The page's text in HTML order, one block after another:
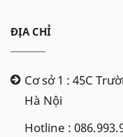
ĐỊA CHỈ
Cơ sở 1 : 45C
Hà Nội
Hotline :